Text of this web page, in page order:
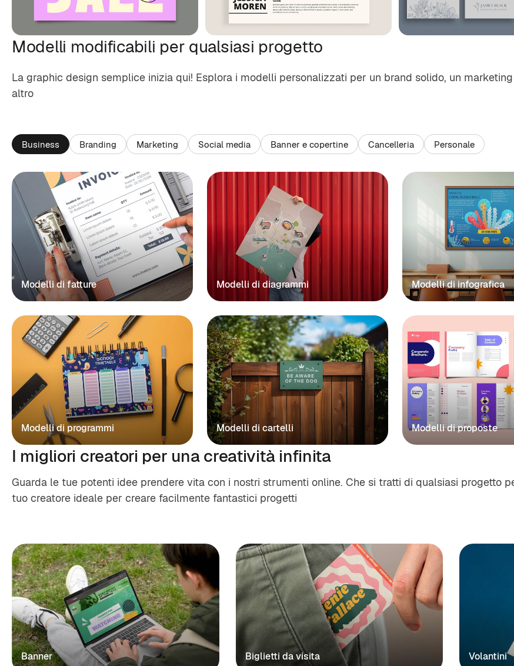
Modelli modificabili per qualsiasi progetto
La graphic design semplice inizia qui! Esplora i modelli personalizzati per un brand solido, un
altro
Business Branding Marketing Social media Banner e copertine Cancelleria Personale
Modelli di fatture Modelli di diagrammi Modelli di infografica
Modelli di programmi Modelli di cartelli Modelli di proposte
I migliori creatori per una creatività infinita
Guarda le tue potenti idee prendere vita con i nostri strumenti online. Che si tratti di qualsiasi progetto
tuo creatore ideale per creare facilmente fantastici progetti
Banner Biglietti da visita Volantini